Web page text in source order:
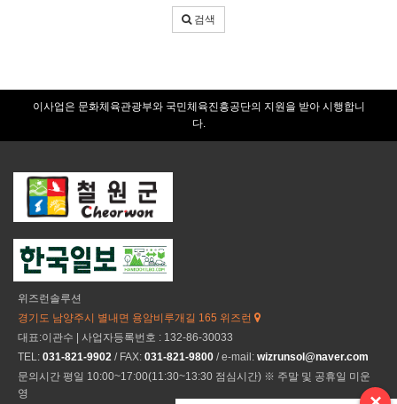
어
입
검색
이사업은 문화체육관광부와 국민체육진흥공단의 지원을 받아 시행합니
다.
위즈런솔루션
경기도 남양주시 별내면 용암비루개길 165 위즈런
대표:이관수 | 사업자등록번호 : 132-86-30033
TEL: 031-821-9902 / FAX: 031-821-9800 / e-mail: wizrunsol@naver.com
문의시간 평일 10:00~17:00(11:30~13:30 점심시간) ※ 주말 및 공휴일 미운
영